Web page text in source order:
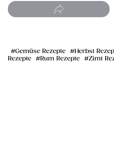
Gemüse Rezepte Herbst
Rezepte
Rum Rezepte Zimt